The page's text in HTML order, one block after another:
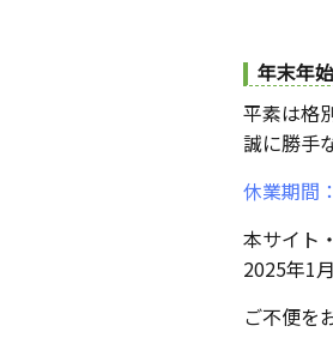
年末年
平素は格
誠に勝手
休業期間
本サイト
2025年1
ご不便を